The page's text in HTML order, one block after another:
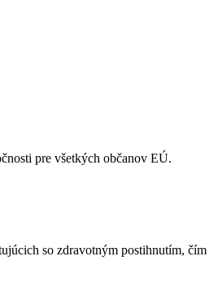
pre všetkých občanov EÚ.
so zdravotným postihnutím, čím